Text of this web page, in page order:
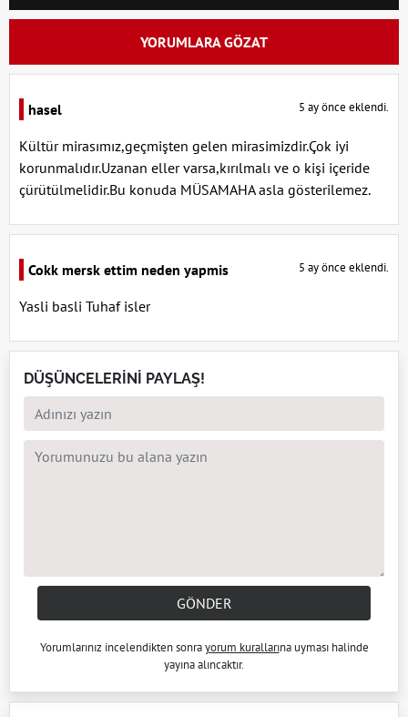
YORUMLARA GÖZAT
hasel 5 ay önce eklendi.
Kültür mirasımız,geçmişten gelen mirasimizdir.Çok iyi
korunmalıdır.Uzanan eller varsa,kırılmalı ve o kişi içeride
çürütülmelidir.Bu konuda MÜSAMAHA asla gösterilemez.
Cokk mersk ettim neden yapmis 5 ay önce eklendi.
Yasli basli Tuhaf isler
DÜŞÜNCELERİNİ PAYLAŞ!
GÖNDER
Yorumlarınız incelendikten sonrayorum kurallarına uyması halinde
yayına alıncaktır.